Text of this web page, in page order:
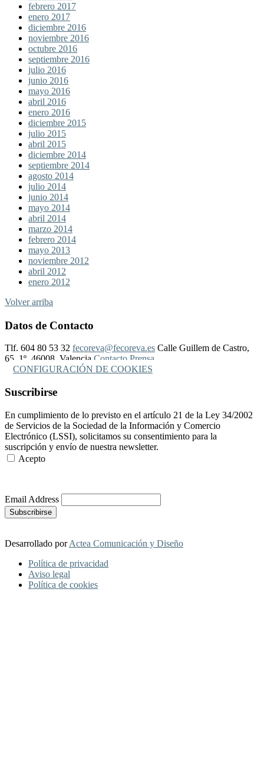
febrero 2017
enero 2017
diciembre 2016
noviembre 2016
octubre 2016
septiembre 2016
julio 2016
junio 2016
mayo 2016
abril 2016
enero 2016
diciembre 2015
julio 2015
abril 2015
diciembre 2014
septiembre 2014
agosto 2014
julio 2014
junio 2014
mayo 2014
abril 2014
marzo 2014
febrero 2014
mayo 2013
noviembre 2012
abril 2012
enero 2012
Volver arriba
Datos de Contacto
Tlf. 604 80 53 32 fecoreva@fecoreva.es Calle Guillem de Castro,
65, 1º, 46008, Valencia Contacto Prensa
CONFIGURACIÓN DE COOKIES
Suscribirse
En cumplimiento de lo previsto en el artículo 21 de la Ley 34/2002
de Servicios de la Sociedad de la Información y Comercio
Electrónico (LSSI), solicitamos su consentimiento para la
suscripción y envío de nuestra newsletter.
Acepto
Email Address
Desarrollado porActea Comunicación y Diseño
Política de privacidad
Aviso legal
Política de cookies